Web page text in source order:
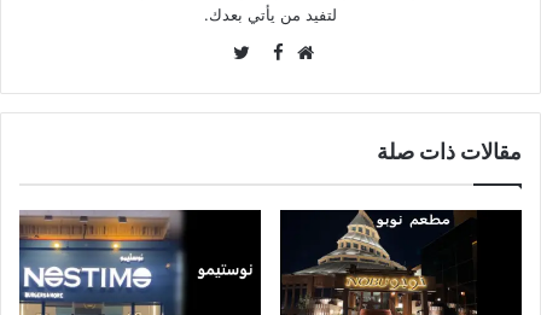
لتفيد من يأتي بعدك.
Facebook
مقالات ذات صلة